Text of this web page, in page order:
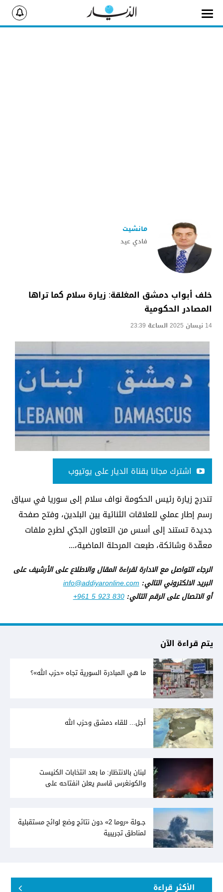
فادي عيد
مانشيت
خلف أبواب دمشق المغلقة: زيارة سلام كما تراها
المصادر الحكومية
14 نيسان 2025 الساعة 23:39
اشترك مجانا بقناة الديار على يوتيوب
تندرج زيارة رئيس الحكومة نواف سلام إلى سوريا في سياق
رسم إطار عملي للعلاقات الثنائية بين البلدين، وفتح صفحة
جديدة تستند إلى أسس من التعاون الجدّي لطرح ملفات
معقّدة وشائكة، طبعت المرحلة الماضية،...
الرجاء التواصل مع الادارة لقراءة المقال والاطلاع على الأرشيف على
البريد الالكتروني التالي:info@addiyaronline.com
أو الاتصال على الرقم التالي:+961 5 923 830
يتم قراءة الآن
ما هي المبادرة السورية تجاه «حزب الله»؟
أجل... للقاء دمشق وحزب الله
لبنان بالانتظار: ما بعد انتخابات الكنيست
والكونغرس قاسم يعلن انفتاحه على
جــولة «روما 2» دون نتائج وضع لوائح مستقبلية
لمناطق تجريبية
الأكثر قراءة